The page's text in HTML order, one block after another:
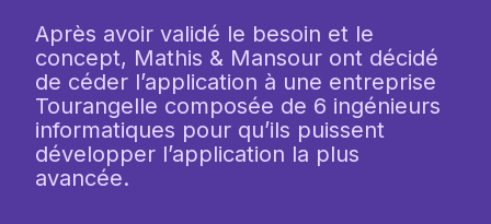
Après avoir validé le besoin et le
concept, Mathis & Mansour ont décidé
de céder l’application à une entreprise
Tourangelle composée de 6 ingénieurs
informatiques pour qu’ils puissent
développer l’application la plus
avancée.